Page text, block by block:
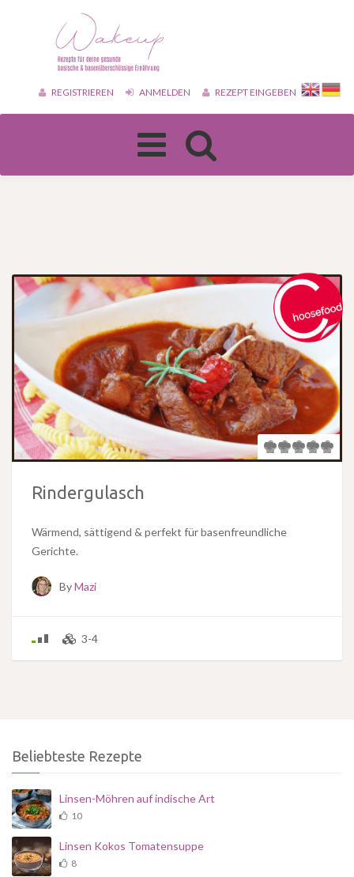
REGISTRIEREN ANMELDEN REZEPT EINGEBEN
Toggle
navigation
Rindergulasch
Wärmend, sättigend & perfekt für basenfreundliche
Gerichte.
ByMazi
3-4
Beliebteste Rezepte
Linsen-Möhren auf indische Art
10
Linsen Kokos Tomatensuppe
8